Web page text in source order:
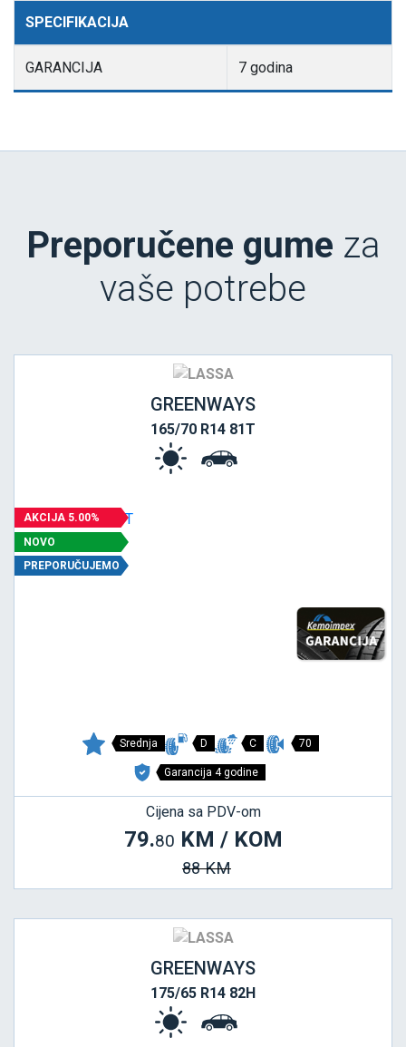
SPECIFIKACIJA
GARANCIJA 7 godina
Preporučene gume za
vaše potrebe
GREENWAYS
165/70 R14 81T
AKCIJA 5.00%
NOVO
PREPORUČUJEMO
Srednja D C 70
Garancija 4 godine
Cijena sa PDV-om
79.80 KM / KOM
88 KM
GREENWAYS
175/65 R14 82H